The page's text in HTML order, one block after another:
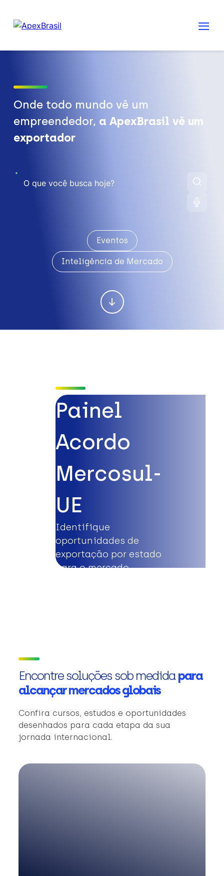
Onde todo mundo vê um
empreendedor, a ApexBrasil vê um
exportador
Eventos
Inteligência de Mercado
Painel
Acordo
Mercosul-
UE
Identifique
oportunidades de
exportação por estado
para o mercado
Encontre soluções sob medidapara
alcançar mercados globais
Confira cursos, estudos e oportunidades
desenhados para cada etapa da sua
jornada internacional.